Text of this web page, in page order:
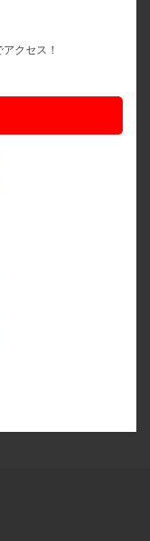
クセス！